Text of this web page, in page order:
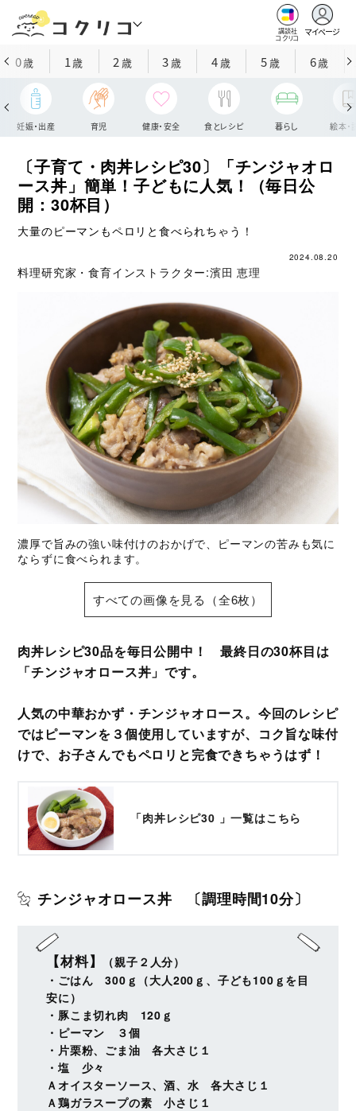
講談社
コクリコ
マイページ
0歳 1歳 2 歳 3歳 4歳 5歳 6歳
妊娠・出産 育児 健康・安全 食とレシピ 暮らし 絵本・
〔子育て・肉丼レシピ30〕「チンジャオロ
ース丼」簡単！子どもに人気！（毎日公
開：30杯目）
大量のピーマンもペロリと食べられちゃう！
2024.08.20
料理研究家・食育インストラクター:濱田 恵理
濃厚で旨みの強い味付けのおかげで、ピーマンの苦みも気に
ならずに食べられます。
すべての画像を見る（全6枚）
肉丼レシピ30品を毎日公開中！ 最終日の30杯目は
「チンジャオロース丼」です。
人気の中華おかず・チンジャオロース。今回のレシピ
ではピーマンを３個使用していますが、コク旨な味付
けで、お子さんでもペロリと完食できちゃうはず！
「肉丼レシピ30 」一覧はこちら
チンジャオロース丼 〔調理時間10分〕
【材料】
（親子２人分）
・ごはん 300ｇ（大人200ｇ、子ども100ｇを目
安に）
・豚こま切れ肉 120ｇ
・ピーマン ３個
・片栗粉、ごま油 各大さじ１
・塩 少々
Ａオイスターソース、酒、水 各大さじ１
Ａ鶏ガラスープの素 小さじ１